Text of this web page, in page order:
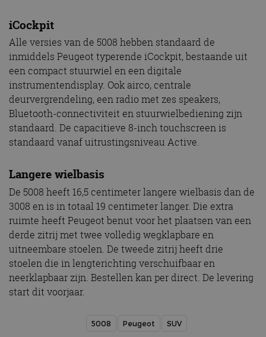
iCockpit
Alle versies van de 5008 hebben standaard de
inmiddels Peugeot typerende iCockpit, bestaande uit
een compact stuurwiel en een digitale
instrumentendisplay. Ook airco, centrale
deurvergrendeling, een radio met zes speakers,
Bluetooth-connectiviteit en stuurwielbediening zijn
standaard. De capacitieve 8-inch touchscreen is
standaard vanaf uitrustingsniveau Active.
Langere wielbasis
De 5008 heeft 16,5 centimeter langere wielbasis dan de
3008 en is in totaal 19 centimeter langer. Die extra
ruimte heeft Peugeot benut voor het plaatsen van een
derde zitrij met twee volledig wegklapbare en
uitneembare stoelen. De tweede zitrij heeft drie
stoelen die in lengterichting verschuifbaar en
neerklapbaar zijn. Bestellen kan per direct. De levering
start dit voorjaar.
5008 Peugeot SUV